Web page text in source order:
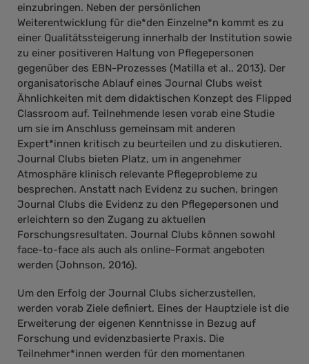
einzubringen. Neben der persönlichen
Weiterentwicklung für die*den Einzelne*n kommt es zu
einer Qualitätssteigerung innerhalb der Institution sowie
zu einer positiveren Haltung von Pflegepersonen
gegenüber des EBN-Prozesses (Matilla et al., 2013). Der
organisatorische Ablauf eines Journal Clubs weist
Ähnlichkeiten mit dem didaktischen Konzept des Flipped
Classroom auf. Teilnehmende lesen vorab eine Studie
um sie im Anschluss gemeinsam mit anderen
Expert*innen kritisch zu beurteilen und zu diskutieren.
Journal Clubs bieten Platz, um in angenehmer
Atmosphäre klinisch relevante Pflegeprobleme zu
besprechen. Anstatt nach Evidenz zu suchen, bringen
Journal Clubs die Evidenz zu den Pflegepersonen und
erleichtern so den Zugang zu aktuellen
Forschungsresultaten. Journal Clubs können sowohl
face-to-face als auch als online-Format angeboten
werden (Johnson, 2016).
Um den Erfolg der Journal Clubs sicherzustellen,
werden vorab Ziele definiert. Eines der Hauptziele ist die
Erweiterung der eigenen Kenntnisse in Bezug auf
Forschung und evidenzbasierte Praxis. Die
Teilnehmer*innen werden für den momentanen